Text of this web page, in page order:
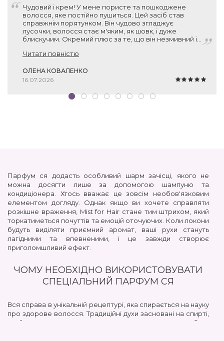
Чудовий і крем! У мене пористе та пошкоджене
волосся, яке постійно пушиться. Цей засіб став
справжнім порятунком. Він чудово згладжує
лусочки, волосся стає м'яким, як шовк, і дуже
блискучим. Окремий плюс за те, що він незмивний і
— за такий об'єм (150 мл) та німецьку якість це
Читати повністю
ОЛЕНА КОВАЛЕНКО
16.07.2026
Парфум ся додасть особливий шарм зачісці, якого не
можна досягти лише за допомогою шампуню та
кондиціонера. Хтось вважає це зовсім необов'язковим
елементом догляду. Однак якщо ви хочете справляти
розкішне враження, Mist for Hair стане тим штрихом, який
торкатиметься почуттів та емоцій оточуючих. Коли локони
будуть виділяти приємний аромат, ваші рухи стануть
лагідними та впевненими, і це завжди створює
приголомшливий ефект.
ЧОМУ НЕОБХІДНО ВИКОРИСТОВУВАТИ
СПЕЦІАЛЬНИЙ ПАРФУМ СЯ
Вся справа в унікальній рецептурі, яка спирається на науку
про здорове волосся. Традиційні духи засновані на спирті,
який агресивно впливає на шевелюру: зневоднює, робить